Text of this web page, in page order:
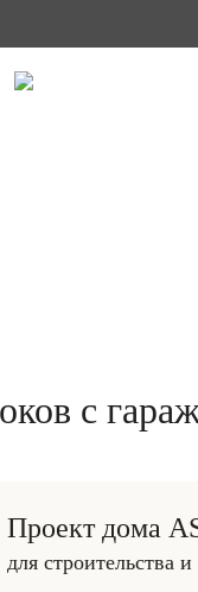
с
Проект дома
для строительства